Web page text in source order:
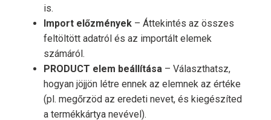
is.
Import előzmények – Áttekintés az összes
feltöltött adatról és az importált elemek
számáról.
PRODUCT elem beállítása – Választhatsz,
hogyan jöjjön létre ennek az elemnek az értéke
(pl. megőrzöd az eredeti nevet, és kiegészíted
a termékkártya nevével).